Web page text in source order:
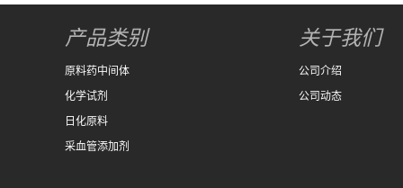
产品类别
原料药中间体
化学试剂
日化原料
采血管添加剂
关于我们
公司介绍
公司动态